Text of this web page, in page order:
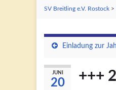
SV Breitling e.V. Rostock >
Einladung zur
JUNI
20 +++